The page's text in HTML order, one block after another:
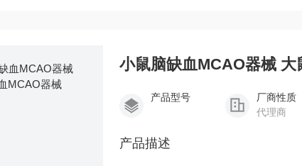
小鼠脑缺血MCAO器械
产品型号
厂商性质
代理商
产品描述